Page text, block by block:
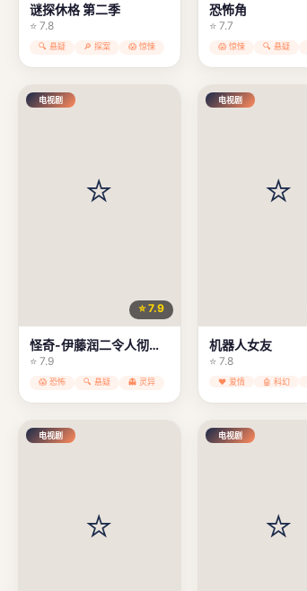
谜探休格 第二季
⭐ 7.8
🔍 悬疑 🔎 探案 😱 惊悚
恐怖角
⭐ 7.7
😱 惊悚 🔍 悬疑
电视剧
⭐ 7.9
怪奇-伊藤润二令人彻夜难眠的奇异故事-
⭐ 7.9
😱 恐怖 🔍 悬疑 👻 灵异
电视剧
机器人女友
⭐ 7.8
❤️ 爱情 🤖 科幻
电视剧 电视剧